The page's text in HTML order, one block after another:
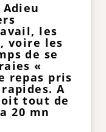
les
voire les
de se
«
repas pris
A
tout de
20 mn